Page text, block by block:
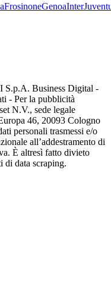
FrosinoneGenoaInter
S.p.A. Business Digital -
- Per la pubblicità
N.V., sede legale
46, 20093 Cologno
personali trasmessi e/o
all’addestramento di
È altresì fatto divieto
di data scraping.